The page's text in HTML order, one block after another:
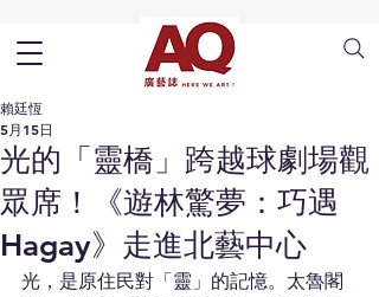
光的「靈橋」跨越球劇場觀
眾席！《遊林驚夢：巧遇
Hagay》走進北藝中心
賴廷恆
5月15日
光，是原住民對「靈」的記憶。太魯閣